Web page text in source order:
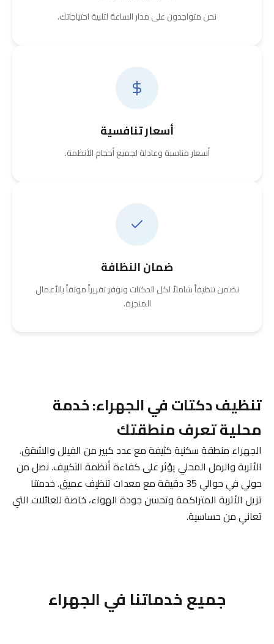
نحن متواجدون على مدار الساعة لتلبية احتياجاتك.
أسعار تنافسية
أسعار مناسبة وعادلة لجميع أحجام الأنظمة.
ضمان النظافة
نضمن تنظيفاً شاملاً لكل الدكتات ونوفر تقريراً موثقاً بالأعمال
المنجزة.
تنظيف دكتات في الجهراء: خدمة
محلية تعرف منطقتك
الجهراء منطقة سكنية كثيفة مع عدد كبير من الفيلل والشقق.
الأتربة والرمل المحلي يؤثر على كفاءة أنظمة التكييف. نصل من
حولي في حوالي 35 دقيقة مع معدات تنظيف عميق. خدمتنا
تزيل الأتربة المتراكمة وتحسن جودة الهواء، خاصة للعائلات التي
تعاني من حساسية.
جميع خدماتنا في الجهراء